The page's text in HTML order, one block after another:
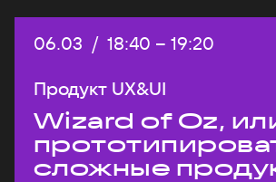
Дата:
06.03 / Начало:
18:40 – Конец:
19:20
Продукт UX&UI
Wizard of Oz,
сложные